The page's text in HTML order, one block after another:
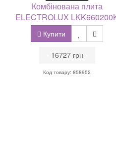
Комбінована плита
ELECTROLUX
Купити
16727 грн
Код товару: 858952